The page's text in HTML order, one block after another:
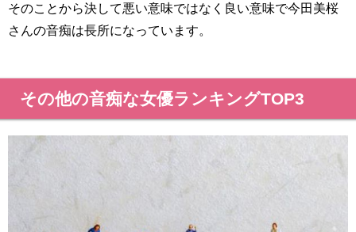
そのことから決して悪い意味ではなく良い意味で今田美桜
さんの音痴は長所になっています。
その他の音痴な女優ランキングTOP3